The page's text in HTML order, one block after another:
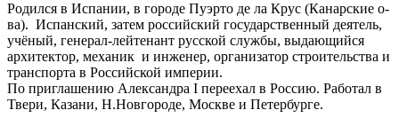
Родился в Испании, в городе Пуэрто де ла Крус (Канарские о-
ва). Испанский, затем российский государственный деятель,
учёный, генерал-лейтенант русской службы, выдающийся
архитектор, механик и инженер, организатор строительства и
транспорта в Российской империи.
По приглашению Александра I переехал в Россию. Работал в
Твери, Казани, Н.Новгороде, Москве и Петербурге.